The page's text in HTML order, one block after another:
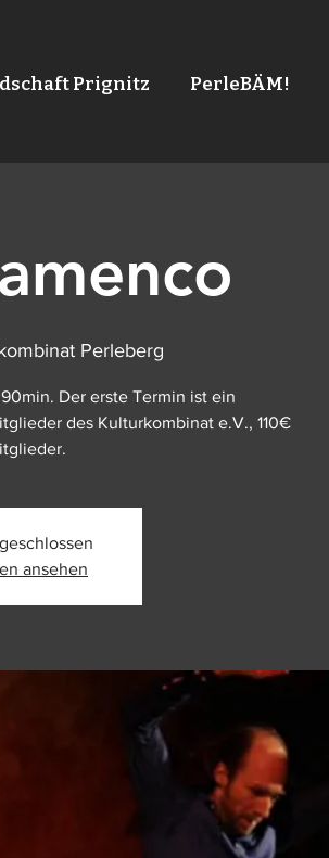
Prignitz PerleBÄM!
Perleberg
Der erste Termin ist ein
des Kulturkombinat e.V., 110€
ansehen